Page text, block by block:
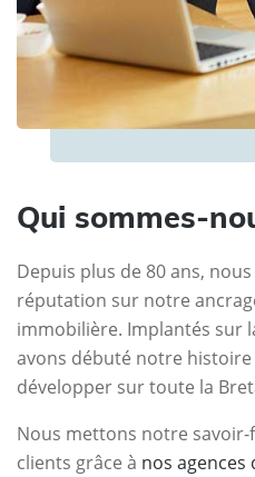
Qui sommes-
Depuis plus de 80 ans,
réputation sur notre
immobilière. Implantés sur
avons débuté notre
développer sur toute la
Nous mettons notre savoir-
clients grâce à nos